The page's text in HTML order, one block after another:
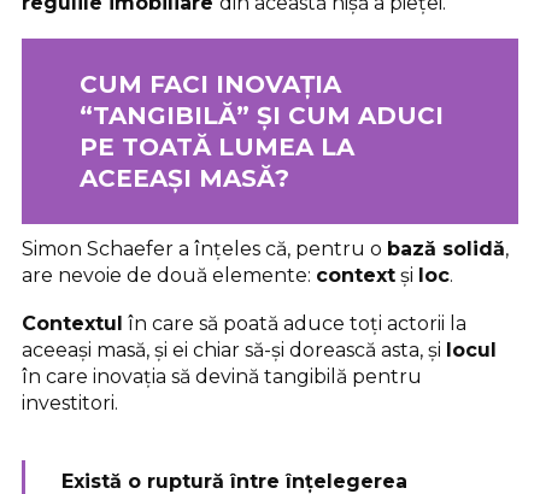
CUM FACI INOVAȚIA
“TANGIBILĂ” ȘI CUM ADUCI
PE TOATĂ LUMEA LA
ACEEAȘI MASĂ?
Simon Schaefer a înțeles că, pentru o bază solidă,
are nevoie de două elemente: context și loc.
Contextul în care să poată aduce toți actorii la
aceeași masă, și ei chiar să-și dorească asta, și locul
în care inovația să devină tangibilă pentru
investitori.
Există o ruptură între înțelegerea